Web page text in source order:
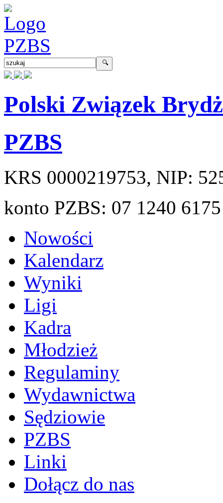
Polski Związek
PZBS
KRS 0000219753, NIP:
konto PZBS: 07 1240
Nowości
Kalendarz
Wyniki
Ligi
Kadra
Młodzież
Regulaminy
Wydawnictwa
Sędziowie
PZBS
Linki
Dołącz do nas